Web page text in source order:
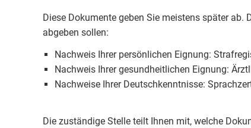
Diese Dokumente geben Sie meistens später
abgeben sollen:
Nachweis Ihrer persönlichen Eignung:
Nachweis Ihrer gesundheitlichen Eignung:
Nachweise Ihrer Deutschkenntnisse:
Die zuständige Stelle teilt Ihnen mit, welche